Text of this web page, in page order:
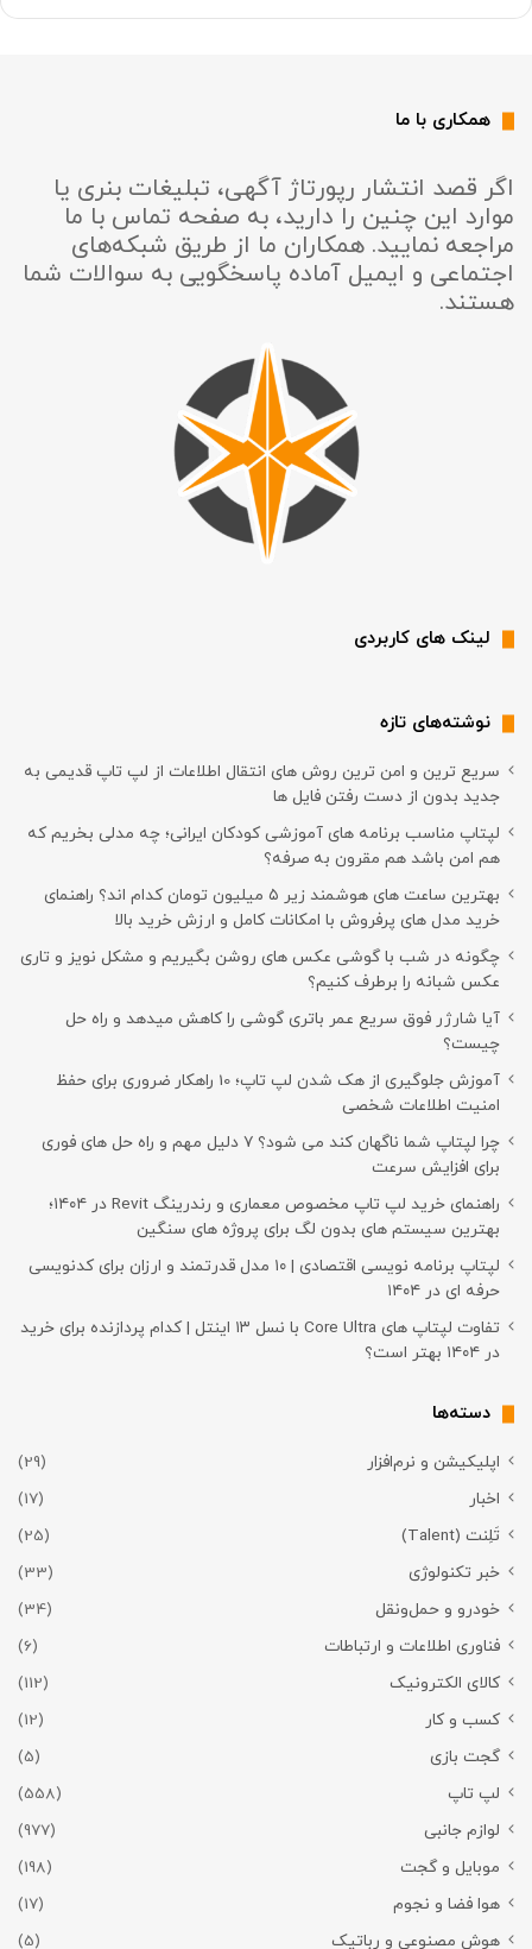
همکاری با ما
اگر قصد انتشار رپورتاژ آگهی، تبلیغات بنری یا
موارد این چنین را دارید، به صفحه تماس با ما
مراجعه نمایید. همکاران ما از طریق شبکه‌های
اجتماعی و ایمیل آماده پاسخگویی به سوالات شما
هستند.
لینک های کاربردی
نوشته‌های تازه
سریع ترین و امن ترین روش های انتقال اطلاعات از لپ تاپ قدیمی به
جدید بدون از دست رفتن فایل ها
لپتاپ مناسب برنامه های آموزشی کودکان ایرانی؛ چه مدلی بخریم که
هم امن باشد هم مقرون به صرفه؟
بهترین ساعت های هوشمند زیر ۵ میلیون تومان کدام اند؟ راهنمای
خرید مدل های پرفروش با امکانات کامل و ارزش خرید بالا
چگونه در شب با گوشی عکس های روشن بگیریم و مشکل نویز و تاری
عکس شبانه را برطرف کنیم؟
آیا شارژر فوق سریع عمر باتری گوشی را کاهش میدهد و راه حل
چیست؟
آموزش جلوگیری از هک شدن لپ تاپ؛ 10 راهکار ضروری برای حفظ
امنیت اطلاعات شخصی
چرا لپتاپ شما ناگهان کند می شود؟ ۷ دلیل مهم و راه حل های فوری
برای افزایش سرعت
راهنمای خرید لپ تاپ مخصوص معماری و رندرینگ Revit در ۱۴۰۴؛
بهترین سیستم های بدون لگ برای پروژه های سنگین
لپتاپ برنامه نویسی اقتصادی | ۱۰ مدل قدرتمند و ارزان برای کدنویسی
حرفه ای در ۱۴۰۴
تفاوت لپتاپ های Core Ultra با نسل ۱۳ اینتل | کدام پردازنده برای خرید
در ۱۴۰۴ بهتر است؟
دسته‌ها
اپلیکیشن و نرم‌افزار
(29)
اخبار
(17)
تَلِنت (Talent)
(25)
خبر تکنولوژی
(33)
خودرو و حمل‌و‌نقل
(34)
فناوری اطلاعات و ارتباطات
(6)
کالای الکترونیک
(112)
کسب و کار
(12)
گجت بازی
(5)
لپ تاپ
(558)
لوازم جانبی
(977)
موبایل و گجت
(198)
هوا فضا و نجوم
(17)
هوش مصنوعی و رباتیک
(5)